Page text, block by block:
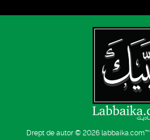
Drept de autor © 2026 labbaika.com™